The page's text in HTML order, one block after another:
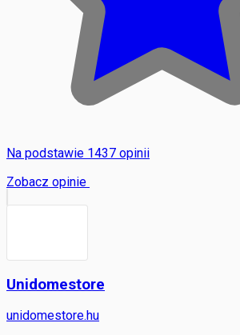
Na podstawie 1437 opinii
Zobacz opinie
Unidomestore
unidomestore.hu